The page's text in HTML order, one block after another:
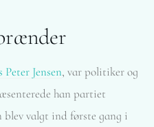
Peter Jensen, var politiker og
han partiet
valgt ind første gang i